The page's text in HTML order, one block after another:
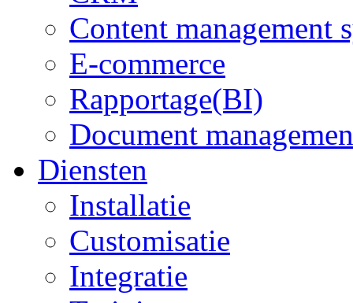
Content management
E-commerce
Rapportage(BI)
Document
Diensten
Installatie
Customisatie
Integratie